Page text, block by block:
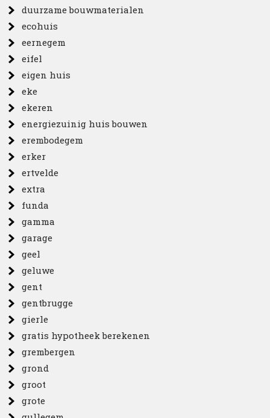
duurzame bouwmaterialen
ecohuis
eernegem
eifel
eigen huis
eke
ekeren
energiezuinig huis bouwen
erembodegem
erker
ertvelde
extra
funda
gamma
garage
geel
geluwe
gent
gentbrugge
gierle
gratis hypotheek berekenen
grembergen
grond
groot
grote